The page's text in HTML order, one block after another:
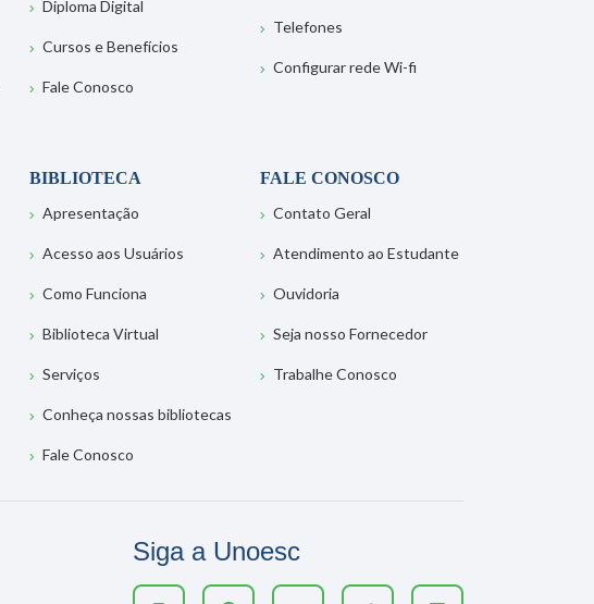
Diploma Digital
Cursos e Benefícios
Fale Conosco
Telefones
Configurar rede Wi-fi
BIBLIOTECA
Apresentação
Acesso aos Usuários
Como Funciona
Biblioteca Virtual
Serviços
Conheça nossas bibliotecas
Fale Conosco
FALE CONOSCO
Contato Geral
Atendimento ao Estudante
Ouvidoria
Seja nosso Fornecedor
Trabalhe Conosco
Siga a Unoesc